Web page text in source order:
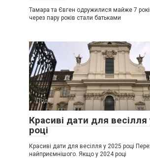
Тамара та Євген одружилися майже 7
через пару років стали батьками
Події
Красиві дати для весілля
році
Красиві дати для весілля у 2025 році
найприємнішого. Якщо у 2024 році